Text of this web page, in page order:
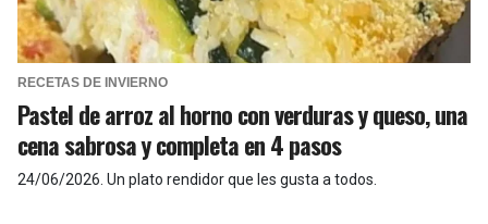
RECETAS DE INVIERNO
Pastel de arroz al horno con verduras y queso, una
cena sabrosa y completa en 4 pasos
24/06/2026 Un plato rendidor que les gusta a todos.